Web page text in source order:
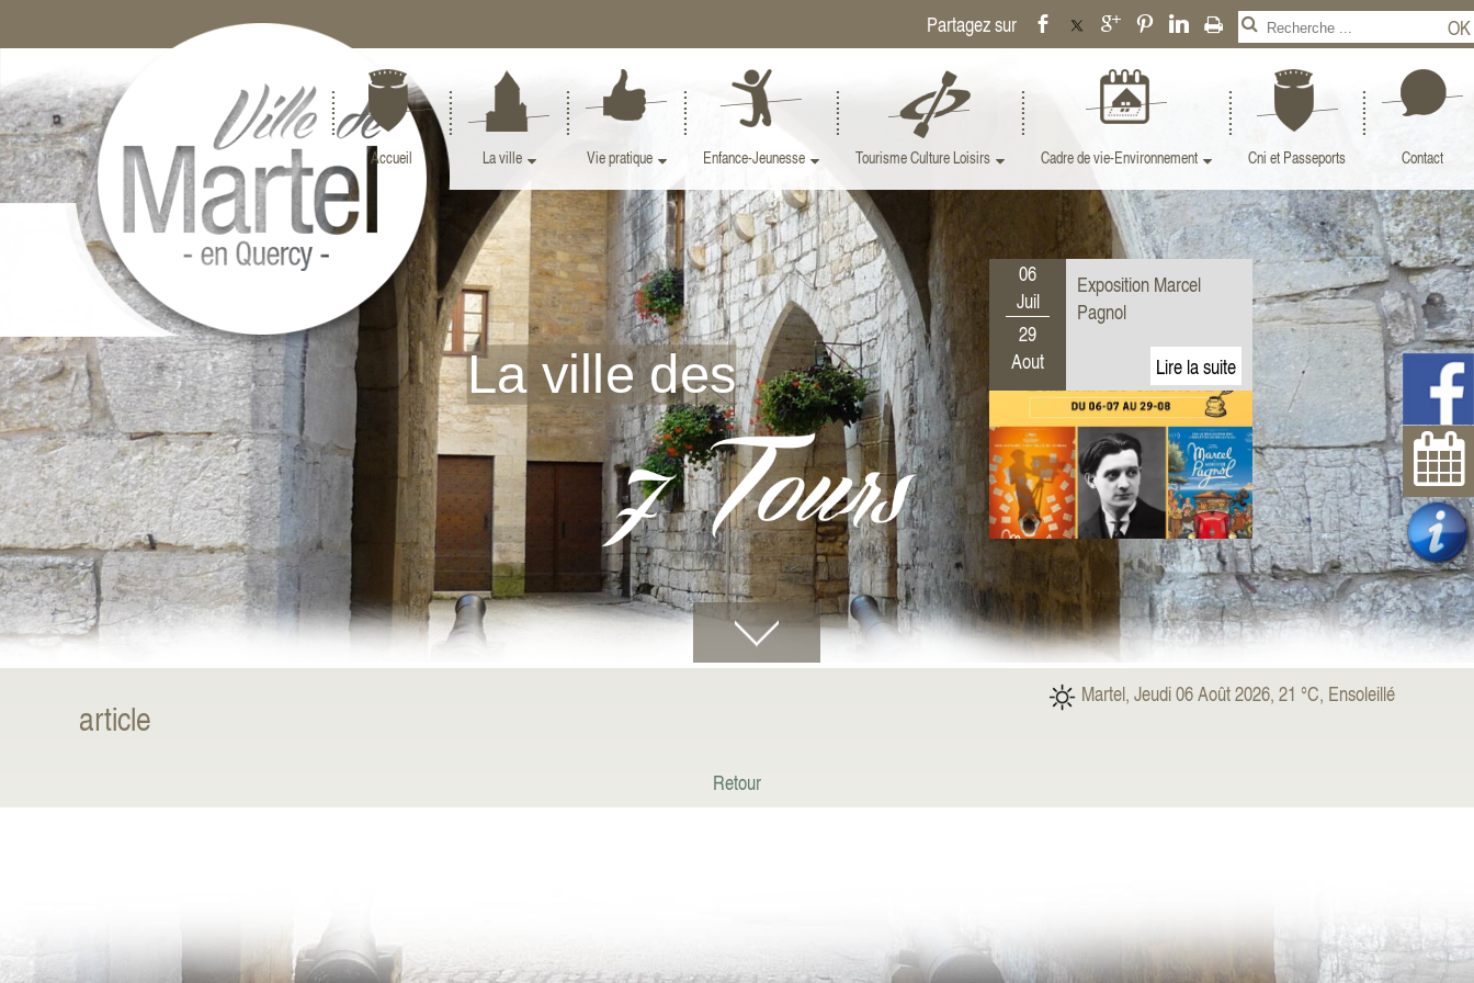
Accueil La ville Vie pratique Enfance-Jeunesse Tourisme Culture Loisirs Cadre de vie-Environnement Cni et Passeports Contact
La ville des
06
Juil
29
Aout
Exposition Marcel
Pagnol
25
Juil
09
Aout
Exposition " Murs Murs
et Histoire de Martel"
article
Martel, Jeudi 06 Août 2026, 21 °C, Ensoleillé
Retour